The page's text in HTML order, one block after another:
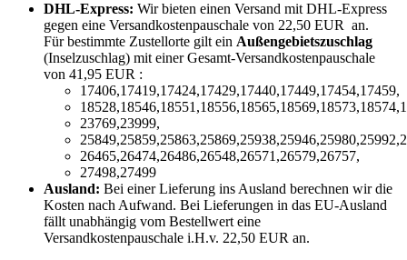
DHL-Express: Wir bieten einen Versand mit DHL-Express
gegen eine Versandkostenpauschale von 22,50 EUR an.
Für bestimmte Zustellorte gilt ein Außengebietszuschlag
(Inselzuschlag) mit einer Gesamt-Versandkostenpauschale
von 41,95 EUR :
17406,17419,17424,17429,17440,17449,17454,17459,
23769,23999,
26465,26474,26486,26548,26571,26579,26757,
27498,27499
Ausland: Bei einer Lieferung ins Ausland berechnen wir die
Kosten nach Aufwand. Bei Lieferungen in das EU-Ausland
fällt unabhängig vom Bestellwert eine
Versandkostenpauschale i.H.v. 22,50 EUR an.